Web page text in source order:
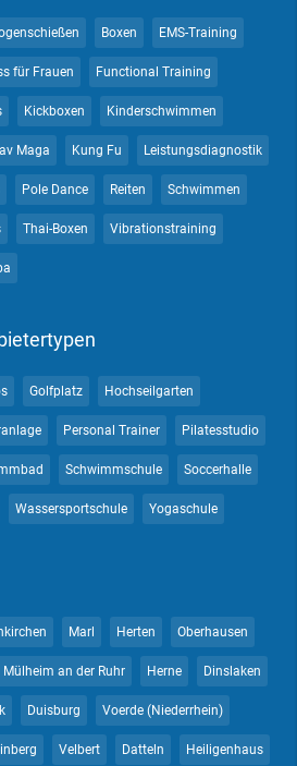
Boxen EMS-Training
für Frauen Functional Training
Kickboxen Kinderschwimmen
Maga Kung Fu Leistungsdiagnostik
Pole Dance Reiten Schwimmen
Thai-Boxen Vibrationstraining
Golfplatz Hochseilgarten
Personal Trainer Pilatesstudio
Schwimmschule Soccerhalle
Wassersportschule Yogaschule
Marl Herten Oberhausen
Mülheim an der Ruhr Herne Dinslaken
Duisburg Voerde (Niederrhein)
Velbert Datteln Heiligenhaus